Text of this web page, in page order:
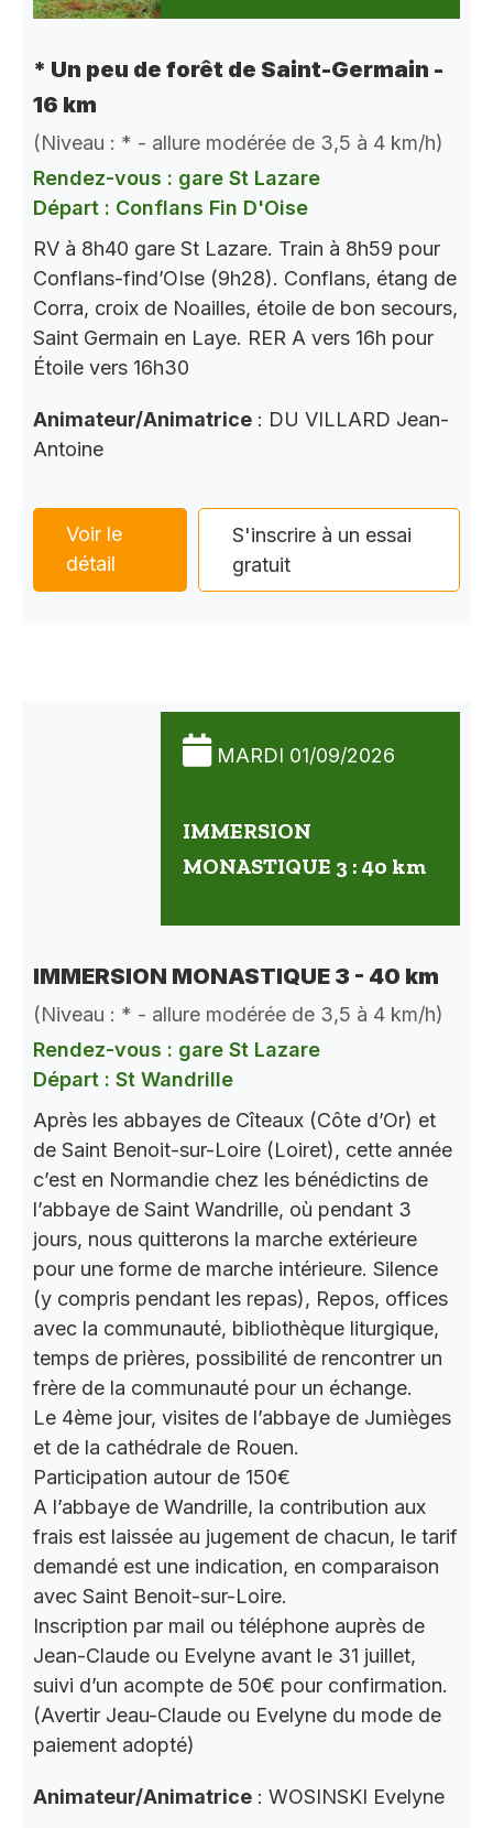
* Un peu de forêt de Saint-Germain -
16 km
(Niveau : * - allure modérée de 3,5 à 4 km/h)
Rendez-vous : gare St Lazare
Départ : Conflans Fin D'Oise
RV à 8h40 gare St Lazare. Train à 8h59 pour
Conflans-find’OIse (9h28). Conflans, étang de
Corra, croix de Noailles, étoile de bon secours,
Saint Germain en Laye. RER A vers 16h pour
Étoile vers 16h30
Animateur/Animatrice : DU VILLARD Jean-
Antoine
Voir le
détail
S'inscrire à un essai
gratuit
MARDI 01/09/2026
IMMERSION
MONASTIQUE 3 : 40 km
IMMERSION MONASTIQUE 3 - 40 km
(Niveau : * - allure modérée de 3,5 à 4 km/h)
Rendez-vous : gare St Lazare
Départ : St Wandrille
Après les abbayes de Cîteaux (Côte d’Or) et
de Saint Benoit-sur-Loire (Loiret), cette année
c’est en Normandie chez les bénédictins de
l’abbaye de Saint Wandrille, où pendant 3
jours, nous quitterons la marche extérieure
pour une forme de marche intérieure. Silence
(y compris pendant les repas), Repos, offices
avec la communauté, bibliothèque liturgique,
temps de prières, possibilité de rencontrer un
frère de la communauté pour un échange.
Le 4ème jour, visites de l’abbaye de Jumièges
et de la cathédrale de Rouen.
Participation autour de 150€
A l’abbaye de Wandrille, la contribution aux
frais est laissée au jugement de chacun, le tarif
demandé est une indication, en comparaison
avec Saint Benoit-sur-Loire.
Inscription par mail ou téléphone auprès de
Jean-Claude ou Evelyne avant le 31 juillet,
suivi d’un acompte de 50€ pour confirmation.
(Avertir Jeau-Claude ou Evelyne du mode de
paiement adopté)
Animateur/Animatrice : WOSINSKI Evelyne